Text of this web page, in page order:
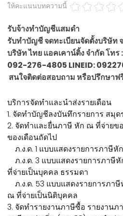
ให้คะแนนบทความนี้
รับจ้างทำบัญชีแสมดำ
รับทำบัญชี จดทะเบียนจัดตั้งบริษัท
บริษัท ไทย แอคเคาน์ติ้ง จำกัด โ
092-276-4805 LINEID:
สนใจติดต่อสอบถาม หรือปรึกษา
บริการจัดทำและนำส่งรายเดือน
1. จัดทำบัญชีลงบันทึกรายการ สมุด
2. จัดทำและยื่นภาษี หัก ณ ที่จ่ายข
ของเดือนถัดไป
ภ.ง.ด. 1 แบบแสดงรายการภาษีหั
ภ.ง.ด. 3 แบบแสดงรายการภา
ที่จ่ายเป็นบุคคล ธรรมดา
ภ.ง.ด. 53 แบบแสดงรายการภ
ณ ที่จ่ายเป็นนิติบุคคล
3. จัดทำรายงานภาษีซื้อ รายงานภ